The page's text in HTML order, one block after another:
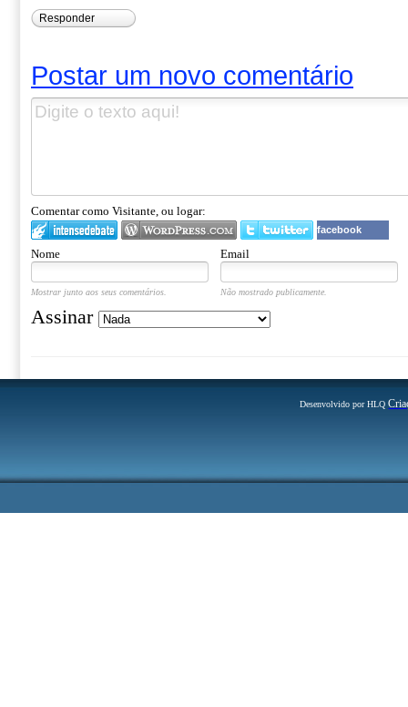
Responder
Postar um novo comentário
Comentar como Visitante, ou logar:
facebook
Nome Email
Mostrar junto aos seus comentários. Não mostrado publicamente.
Assinar
Desenvolvido por HLQ